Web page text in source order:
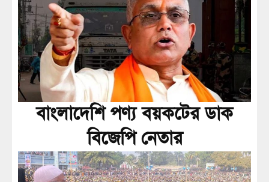
বাংলাদেশি পণ্য বয়কটের ডাক
বিজেপি নেতার